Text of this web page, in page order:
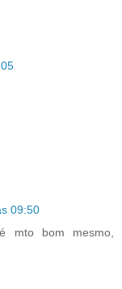
09:50
mto bom mesmo,